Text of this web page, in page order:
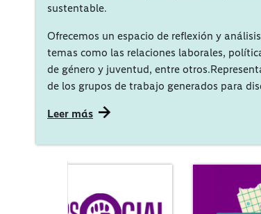
sustentable.
Ofrecemos un espacio de reflexión y
temas como las relaciones laborales,
de género y juventud, entre
de los grupos de trabajo generados para
Leer más